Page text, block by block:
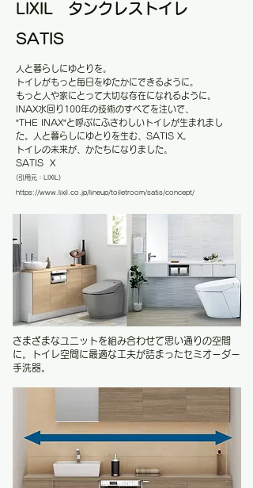
LIXIL タンクレストイレ
SATIS
人と暮らしにゆとりを。
トイレがもっと毎日をゆたかにできるように。
もっと人や家にとって大切な存在になれるように。
INAX水回り100年の技術のすべてを注いで、
”THE INAX”と呼ぶにふさわしいトイレが生まれまし
た。人と暮らしにゆとりを生む、SATIS X。
トイレの未来が、かたちになりました。
SATIS X
(引用元：LIXIL )
https://www.lixil.co.jp/lineup/toiletroom/satis/concept/
さまざまなユニットを組み合わせて思い通りの空間
に。トイレ空間に最適な工夫が詰まったセミオーダー
手洗器。